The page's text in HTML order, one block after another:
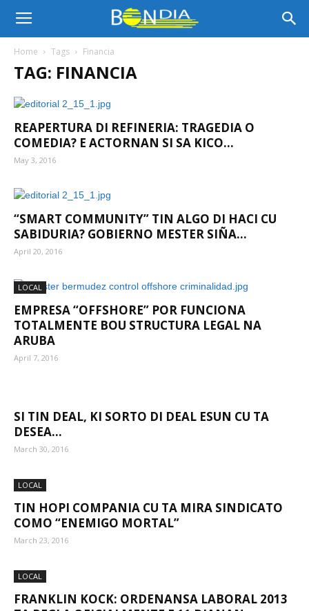
Bon
Aruba
Noticia
Aruba
Home Tags Financia
TAG: FINANCIA
REAPERTURA DI REFINERIA: TRAGEDIA O
COMEDIA? E ACTORNAN SI SA KICO...
May 3, 2016
“SMART COMMUNITY” TIN ALGO DI HACI CU
SABIDURIA? GOBIERNO MESTER SIÑA...
April 20, 2016
LOCAL
EMPRESA “OFFSHORE” POR FUNCIONA
TOTALMENTE BOU STRUCTURA LEGAL NA
ARUBA
April 7, 2016
SI TIN DEAL, KI SORTO DI DEAL ESUN CU TA
DESEA...
March 30, 2016
LOCAL
TIN HOPI COMPANIA CU TA MIRA SINDICATO
COMO “ENEMIGO MORTAL”
March 23, 2016
LOCAL
FRANKLIN KOCK: ORDENANSA LABORAL 2013